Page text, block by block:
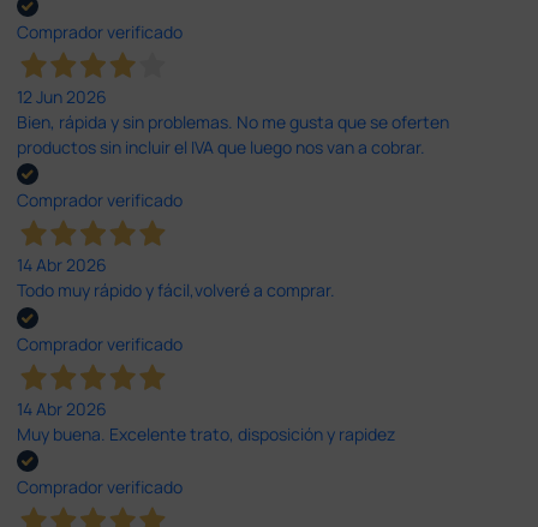
Comprador verificado
12 Jun 2026
Bien, rápida y sin problemas. No me gusta que se oferten
productos sin incluir el IVA que luego nos van a cobrar.
Comprador verificado
14 Abr 2026
Todo muy rápido y fácil,volveré a comprar.
Comprador verificado
14 Abr 2026
Muy buena. Excelente trato, disposición y rapidez
Comprador verificado